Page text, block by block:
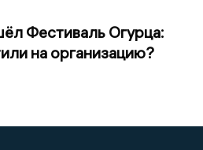
Фестиваль Огурца:
на организацию?